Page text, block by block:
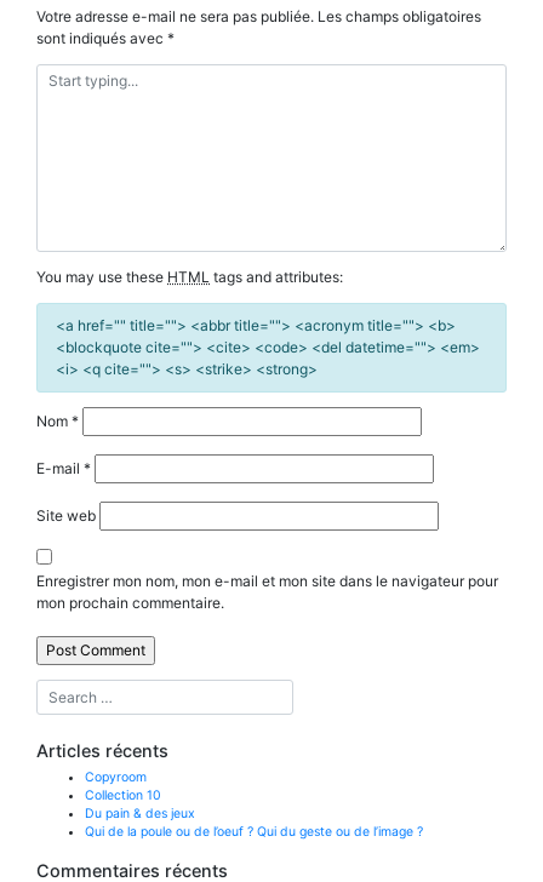
Votre adresse e-mail ne sera pas publiée. Les champs obligatoires
sont indiqués avec *
You may use these HTML tags and attributes:
<a href="" title=""> <abbr title=""> <acronym title=""> <b>
<blockquote cite=""> <cite> <code> <del datetime=""> <em>
<i> <q cite=""> <s> <strike> <strong>
Nom *
E-mail *
Site web
Enregistrer mon nom, mon e-mail et mon site dans le navigateur pour
mon prochain commentaire.
Articles récents
Copyroom
Collection 10
Du pain & des jeux
Qui de la poule ou de l’oeuf ? Qui du geste ou de l’image ?
Commentaires récents